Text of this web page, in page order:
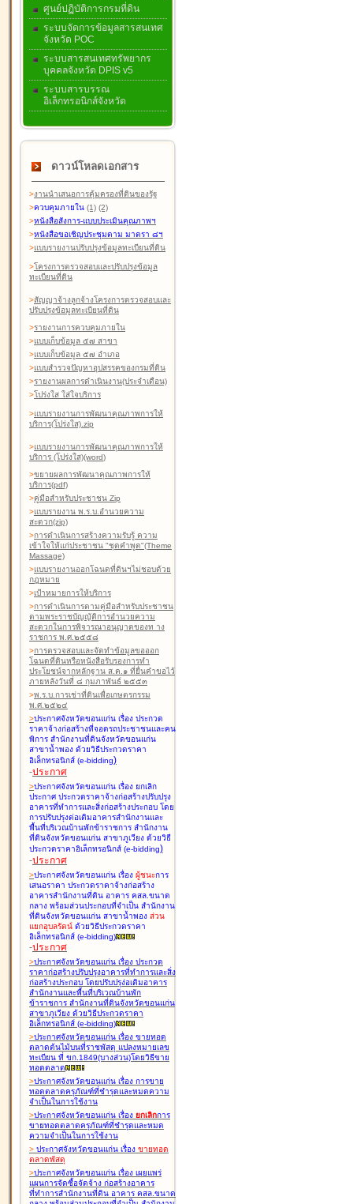
ศูนย์ปฏิบัติการกรมที่ดิน
ระบบจัดการข้อมูลสารสนเทศ
จังหวัด POC
ระบบสารสนเทศทรัพยากร
บุคคลจังหวัด DPIS v5
ระบบสารบรรณ
อิเล็กทรอนิกส์จังหวัด
ดาวน์โหลดเอกสาร
>งานนำเสนอการคุ้มครองที่ดินของรัฐ
>ควบคุมภายใน (1) (2)
>หนังสือสังการ-แบบประเมินคุณภาพฯ
>หนังสือขอเชิญประชุมตาม มาตรา ๘ฯ
>แบบรายงานปรับปรุงข้อมูลทะเบียนที่ดิน
>โครงการตรวจสอบและปรับปรุงข้อมูล
ทะเบียนที่ดิน
>สัญญาจ้างลูกจ้างโครงการตรวจสอบและ
ปรับปรุงข้อมูลทะเบียนที่ดิน
>รายงานการควบคุมภายใน
>แบบเก็บข้อมูล ๕๗ สาขา
>แบบเก็บข้อมูล ๕๗ อำเภอ
>แบบสำรวจปัญหาอุปสรรคของกรมที่ดิน
>รายงานผลการดำเนินงาน(ประจำเดือน)
>โปร่งใส ใส่ใจบริการ
>แบบรายงานการพัฒนาคุณภาพการให้
บริการ(โปร่งใส).zip
>แบบรายงานการพัฒนาคุณภาพการให้
บริการ (โปร่งใส)(word)
>ขยายผลการพัฒนาคุณภาพการให้
บริการ(pdf)
>คู่มือสำหรับประชาชน Zip
>แบบรายงาน พ.ร.บ.อำนวยความ
สะดวก(zip)
>การดำเนินการสร้างความรับรู้ ความ
เข้าใจให้แก่ประชาชน "ชุดคำพูด"(Theme
Massage)
>แบบรายงานออกโฉนดที่ดินฯไม่ชอบด้วย
กฎหมาย
>เป้าหมายการให้บริการ
>การดำเนินการตามคู่มือสำหรับประชาชน
ตามพระราชบัญญัติการอำนวยความ
สะดวกในการพิจารณาอนุญาตของท าง
ราชการ พ.ศ.๒๕๕๘
>การตรวจสอบและจัดทำข้อมูลขอออก
โฉนดที่ดินหรือหนังสือรับรองการทำ
ประโยชน์จากหลักฐาน ส.ค.๑ ที่ยื่นคำขอไว้
ภายหลังวันที่ ๘ กุมภาพันธ์ ๒๕๕๓
>พ.ร.บ.การเช่าที่ดินเพื่อเกษตรกรรม
พ.ศ.๒๕๒๔
>ประกาศจังหวัดขอนแก่น เรื่อง ประกวด
ราคาจ้างก่อสร้างที่จอดรถประชาชนและคน
พิการ สำนักงานที่ดินจังหวัดขอนแก่น
สาขาน้ำพอง ด้วยวิธีประกวดราคา
อิเล็กทรอนิกส์ (e-bidding)
-ประกาศ
>ประกาศจังหวัดขอนแก่น เรื่อง ยกเลิก
ประกาศ ประกวดราคาจ้างก่อสร้างปรับปรุง
อาคารที่ทำการและสิ่งก่อสร้างประกอบ โดย
การปรับปรุงต่อเติมอาคารสำนักงานและ
พื้นที่บริเวณบ้านพักข้าราชการ สำนักงาน
ที่ดินจังหวัดขอนแก่น สาขาภูเวียง ด้วยวิธี
ประกวดราคาอิเล็กทรอนิกส์ (e-bidding)
-ประกาศ
>ประกาศจังหวัดขอนแก่น เรื่อง ผู้ชนะการ
เสนอราคา ประกวดราคาจ้างก่อสร้าง
อาคารสำนักงานที่ดิน อาคาร คสล.ขนาด
กลาง พร้อมส่วนประกอบที่จำเป็น สำนักงาน
ที่ดินจังหวัดขอนแก่น สาขาน้ำพอง ส่วน
แยกอุบลรัตน์ ด้วยวิธีประกวดราคา
อิเล็กทรอนิกส์ (e-bidding)
-ประกาศ
>ประกาศจังหวัดขอนแก่น เรื่อง ประกวด
ราคาก่อสร้างปรับปรุงอาคารที่ทำการและสิ่ง
ก่อสร้างประกอบ โดยปรับปรุง่อเติมอาคาร
สำนักงานและพื้นที่บริเวณบ้านพัก
ข้าราชการ สำนักงานที่ดินจังหวัดขอนแก่น
สาขาภูเวียง ด้วยวิธีประกวดราคา
อิเล็กทรอนิกส์ (e-bidding)
>ประกาศจังหวัดขอนแก่น เรื่อง ขายทอด
ตลาดต้นไม้บนที่ราชพัสดุ แปลงหมายเลข
ทะเบียน ที่ ขก.1849(บางส่วน)โดยวิธีขาย
ทอดตลาด
>ประกาศจังหวัดขอนแก่น เรื่อง การขาย
ทอดตลาดครุภัณฑ์ที่ชำรุดและหมดความ
จำเป็นในการใช้งาน
>ประกาศจังหวัดขอนแก่น เรื่อง ยกเลิกการ
ขายทอดตลาดครุภัณฑ์ที่ชำรุดและหมด
ความจำเป็นในการใช้งาน
> ประกาศจังหวัดขอนแก่น เรื่อง ขายทอด
ตลาดพัสดุ
>ประกาศจังหวัดขอนแก่น เรื่อง เผยแพร่
แผนการจัดซื้อจัดจ้าง ก่อสร้างอาคาร
ที่ทำการสำนักงานที่ดิน อาคาร คสล.ขนาด